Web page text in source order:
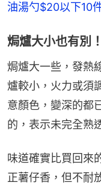
油湯勺$20以下10
焗爐大小也有別！
焗爐大一些，發熱
爐較小，火力或須
意顏色，變深的都
的，表示未完全熟
味道確實比買回來
正薯仔香，但不耐